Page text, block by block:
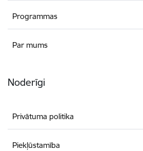
Programmas
Par mums
Noderīgi
Privātuma politika
Piekļūstamība